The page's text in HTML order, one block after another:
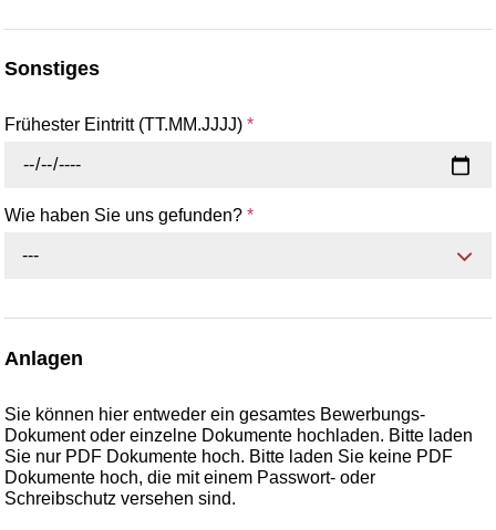
Sonstiges
Frühester Eintritt (TT.MM.JJJJ)*
Wie haben Sie uns gefunden?*
---
Anlagen
Sie können hier entweder ein gesamtes Bewerbungs-
Dokument oder einzelne Dokumente hochladen. Bitte laden
Sie nur PDF Dokumente hoch. Bitte laden Sie keine PDF
Dokumente hoch, die mit einem Passwort- oder
Schreibschutz versehen sind.